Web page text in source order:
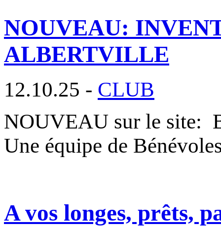
NOUVEAU:
ALBERTVILLE
12.10.25 - CLUB
NOUVEAU sur le site:
Une équipe de
A vos longes, prêts,